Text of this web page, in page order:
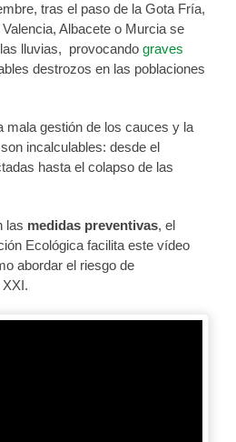
tras el paso de la Gota Fría,
Albacete o Murcia se
lluvias, provocando graves
destrozos en las poblaciones
mala gestión de los cauces y la
incalculables: desde el
hasta el colapso de las
las medidas preventivas, el
Ecológica facilita este vídeo
abordar el riesgo de